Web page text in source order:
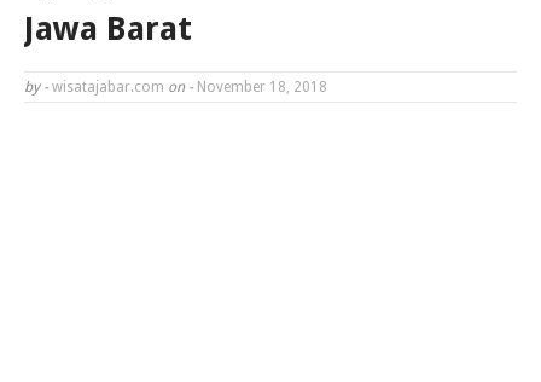
Jawa Barat
by - wisatajabar.com on - November 18, 2018